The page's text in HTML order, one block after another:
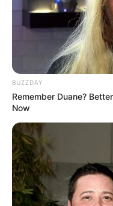
Oceny końcowe
5: „Nowy początek
Scenariusz
BUZZDAY
Remember Duane?
Now